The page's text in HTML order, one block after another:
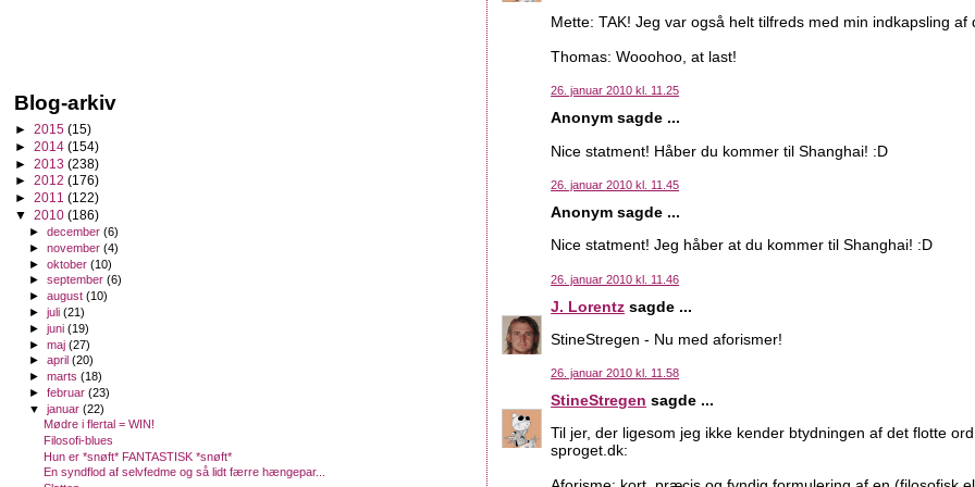
Mette: TAK! Jeg var også helt tilfreds med min indkapsling af
Thomas: Wooohoo, at last!
26. januar 2010 kl. 11.25
Anonym sagde ...
Nice statment! Håber du kommer til Shanghai! :D
26. januar 2010 kl. 11.45
Anonym sagde ...
Nice statment! Jeg håber at du kommer til Shanghai! :D
26. januar 2010 kl. 11.46
J. Lorentz sagde ...
StineStregen - Nu med aforismer!
26. januar 2010 kl. 11.58
StineStregen sagde ...
Til jer, der ligesom jeg ikke kender btydningen af det flotte
sproget.dk:
Blog-arkiv
► 2015 (15)
► 2014 (154)
► 2013 (238)
► 2012 (176)
► 2011 (122)
▼ 2010 (186)
►december(6)
►november(4)
►oktober(10)
►september(6)
►august(10)
►juli(21)
►juni(19)
►maj(27)
►april(20)
►marts(18)
►februar(23)
▼januar(22)
Mødre i flertal = WIN!
Filosofi-blues
Hun er *snøft* FANTASTISK *snøft*
En syndflod af selvfedme og så lidt færre hængepar...